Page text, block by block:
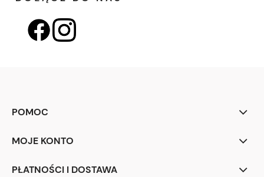
POMOC
MOJE KONTO
PŁATNOŚCI I DOSTAWA